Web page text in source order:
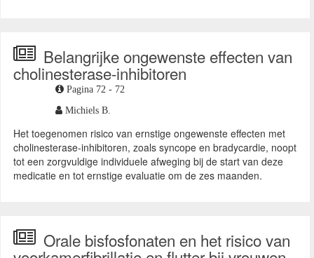
Belangrijke ongewenste effecten van
cholinesterase-inhibitoren
Pagina 72 - 72
Michiels B.
Het toegenomen risico van ernstige ongewenste effecten met
cholinesterase-inhibitoren, zoals syncope en bradycardie, noopt
tot een zorgvuldige individuele afweging bij de start van deze
medicatie en tot ernstige evaluatie om de zes maanden.
Orale bisfosfonaten en het risico van